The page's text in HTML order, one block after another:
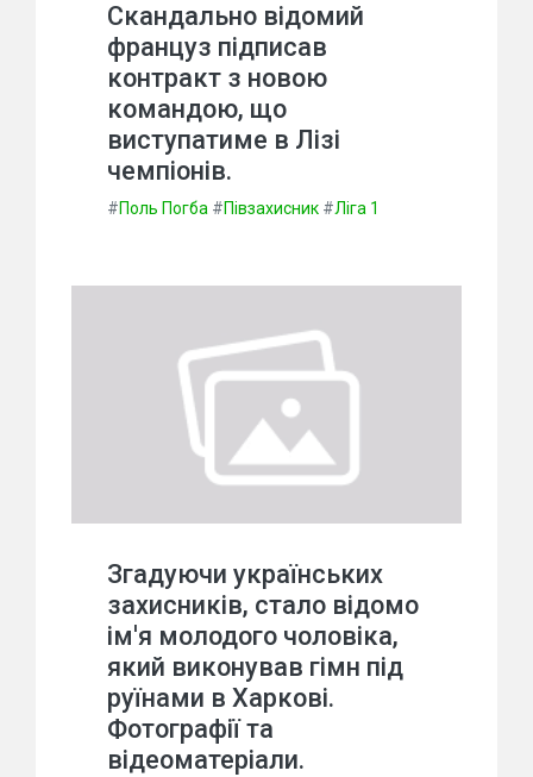
Скандально відомий
француз підписав
контракт з новою
командою, що
виступатиме в Лізі
чемпіонів.
#Поль Погба #Півзахисник #Ліга 1
Згадуючи українських
захисників, стало відомо
ім'я молодого чоловіка,
який виконував гімн під
руїнами в Харкові.
Фотографії та
відеоматеріали.